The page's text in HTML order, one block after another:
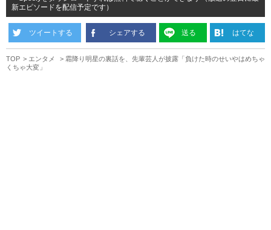
新エピソードを配信予定です）
ツイートする シェアする 送る はてな
TOP エンタメ
霜降り明星の裏話を、先輩芸人が披露「負けた時のせいやはめちゃ
くちゃ大変」